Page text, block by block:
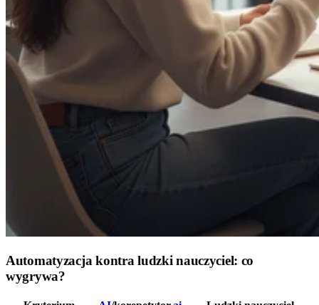
Automatyzacja kontra ludzki nauczyciel: co
wygrywa?